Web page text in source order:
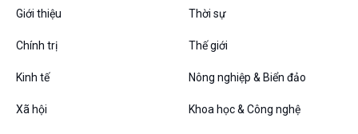
Podcast
Góc nhìn VOV1
10 phút Sự kiện - Luận bàn
Câu chuyện thời sự
Đối thoại
Giới thiệu Thời sự
Chính trị Thế giới
Kinh tế Nông nghiệp & Biển đảo
Xã hội Khoa học & Công nghệ